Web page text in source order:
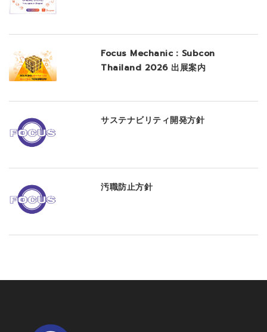
Focus Mechanic：Subcon
Thailand 2026 出展案内
サステナビリティ開発方針
汚職防止方針